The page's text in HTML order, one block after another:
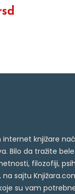
internet knjižare
Bilo da tražite
filozofiji,
sajtu
su vam